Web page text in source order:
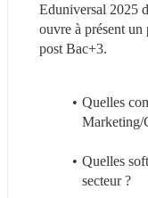
Eduniversal 2025
ouvre à présent un
post Bac+3.
Quelles
Marketing/
Quelles
secteur ?